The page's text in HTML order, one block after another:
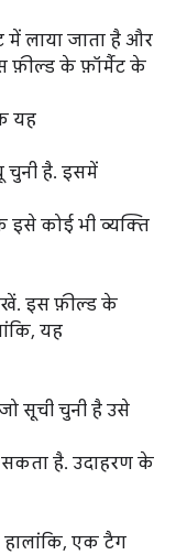
में लाया जाता है और
फ़ील्ड के फ़ॉर्मैट के
यह
चुनी है. इसमें
इसे कोई भी व्यक्ति
इस फ़ील्ड के
यह
सूची चुनी है उसे
है. उदाहरण के
हालांकि, एक टैग